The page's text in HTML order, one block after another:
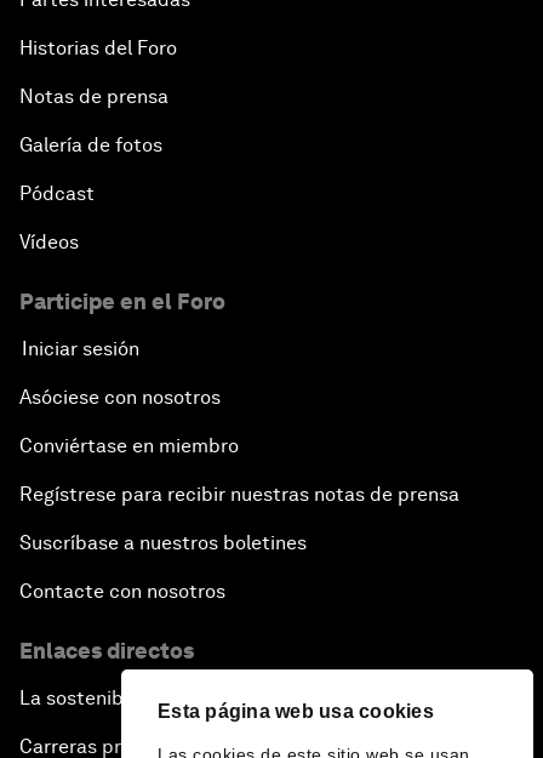
Esta página web usa cookies
Historias del Foro
Notas de prensa
Galería de fotos
Pódcast
Vídeos
Participe en el Foro
Iniciar sesión
Asóciese con nosotros
Conviértase en miembro
Regístrese para recibir nuestras notas de prensa
Suscríbase a nuestros boletines
Contacte con nosotros
Enlaces directos
La sostenibilidad en el Foro
Carreras profesionales